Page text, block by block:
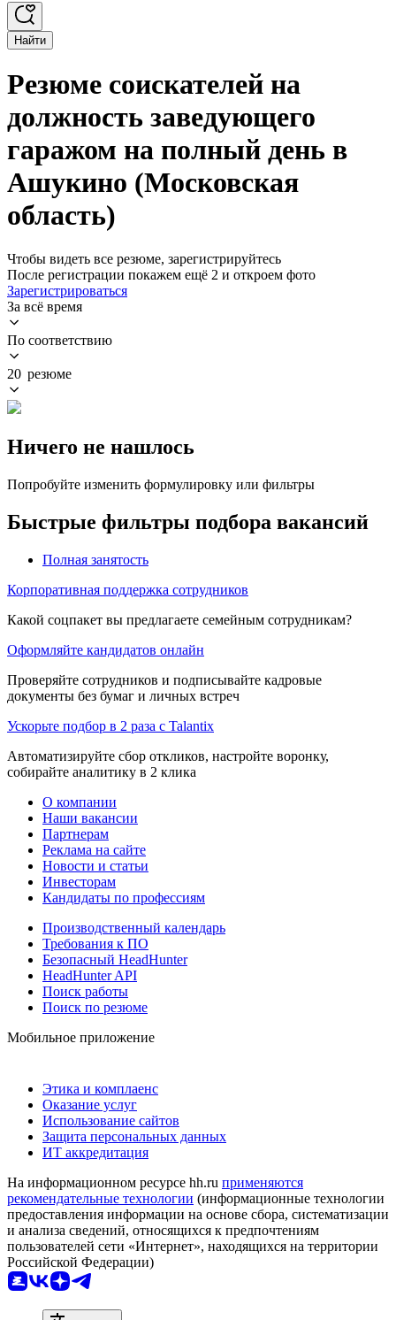
Найти
Резюме соискателей на
должность заведующего
гаражом на полный день в
Ашукино (Московская
область)
Чтобы видеть все резюме, зарегистрируйтесь
После регистрации покажем ещё 2 и откроем фото
Зарегистрироваться
За всё время
По соответствию
20 резюме
Ничего не нашлось
Попробуйте изменить формулировку или фильтры
Быстрые фильтры подбора вакансий
Полная занятость
Корпоративная поддержка сотрудников
Какой соцпакет вы предлагаете семейным сотрудникам?
Оформляйте кандидатов онлайн
Проверяйте сотрудников и подписывайте кадровые
документы без бумаг и личных встреч
Ускорьте подбор в 2 раза с Talantix
Автоматизируйте сбор откликов, настройте воронку,
собирайте аналитику в 2 клика
О компании
Наши вакансии
Партнерам
Реклама на сайте
Новости и статьи
Инвесторам
Кандидаты по профессиям
Производственный календарь
Требования к ПО
Безопасный HeadHunter
HeadHunter API
Поиск работы
Поиск по резюме
Мобильное приложение
Этика и комплаенс
Оказание услуг
Использование сайтов
Защита персональных данных
ИТ аккредитация
На информационном ресурсе hh.ru применяются
рекомендательные технологии (информационные технологии
предоставления информации на основе сбора, систематизации
и анализа сведений, относящихся к предпочтениям
пользователей сети «Интернет», находящихся на территории
Российской Федерации)